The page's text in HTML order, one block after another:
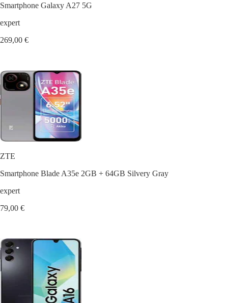
Smartphone Galaxy A27 5G
expert
269,00 €
ZTE
Smartphone Blade A35e 2GB + 64GB Silvery Gray
expert
79,00 €